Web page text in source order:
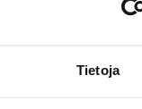
Tietoja